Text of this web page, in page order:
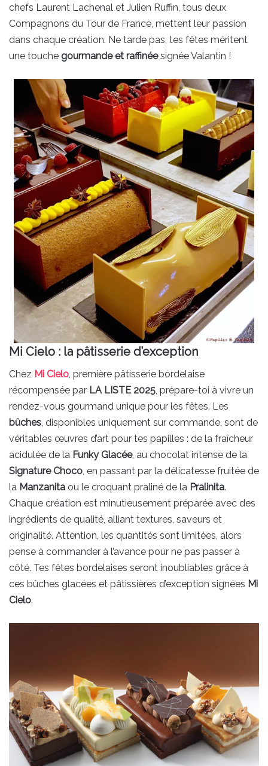
chefs Laurent Lachenal et Julien Ruffin, tous deux
Compagnons du Tour de France, mettent leur passion
dans chaque création. Ne tarde pas, tes fêtes méritent
une touche gourmande et raffinéesignée Valantin !
Mi Cielo : la pâtisserie d’exception
Chez Mi Cielo , première pâtisserie bordelaise
récompensée par LA LISTE 2025 , prépare-toi à vivre un
rendez-vous gourmand unique pour les fêtes. Les
bûches , disponibles uniquement sur commande, sont de
véritables œuvres d’art pour tes papilles : de la fraîcheur
acidulée de la Funky Glacée, au chocolat intense de la
Signature Choco , en passant par la délicatesse fruitée de
la Manzanita ou le croquant praliné de la Pralinita.
Chaque création est minutieusement préparée avec des
ingrédients de qualité, alliant textures, saveurs et
originalité. Attention, les quantités sont limitées, alors
pense à commander à l’avance pour ne pas passer à
côté. Tes fêtes bordelaises seront inoubliables grâce à
ces bûches glacées et pâtissières d’exception signées Mi
Cielo.